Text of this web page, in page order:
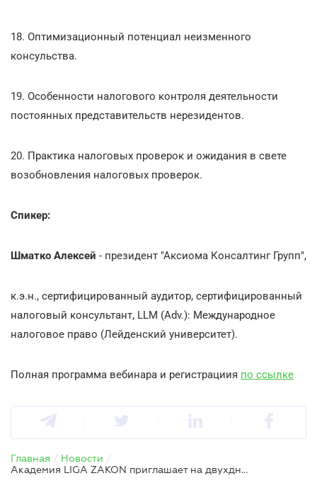
18. Оптимизационный потенциал неизменного
консульства.
19. Особенности налогового контроля деятельности
постоянных представительств нерезидентов.
20. Практика налоговых проверок и ожидания в свете
возобновления налоговых проверок.
Спикер:
Шматко Алексей - президент "Аксиома Консалтинг Групп",
к.э.н., сертифицированный аудитор, сертифицированный
налоговый консультант, LLM (Adv.): Международное
налоговое право (Лейденский университет).
Полная программа вебинара и регистрациия по ссылке
Главная / Новости /
Академия LIGA ZAKON приглашает на двухдневный вебинар: "Иностранные консульства: переосмысление. Налогообложение, бухгалтерский учет, трансфертное ценообразование, проверки"